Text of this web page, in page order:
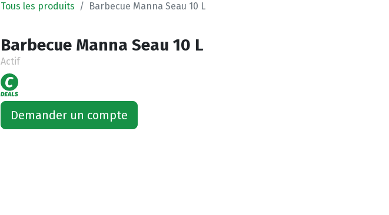
Tous les produits Barbecue Manna Seau 10 L
Barbecue Manna Seau 10 L
Actif
Demander un compte